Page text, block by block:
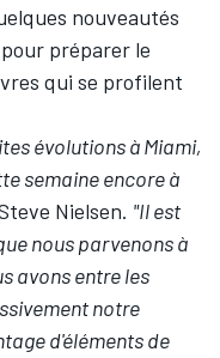
nouveautés
préparer le
qui se profilent
évolutions à Miami,
semaine encore à
Nielsen. "Il est
nous parvenons à
avons entre les
notre
d'éléments de